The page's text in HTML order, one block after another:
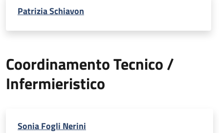
Patrizia Schiavon
Coordinamento Tecnico /
Infermieristico
Sonia Fogli Nerini